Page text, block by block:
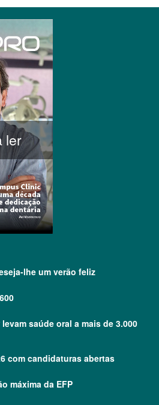
ler
lhe um verão feliz
saúde oral a mais de 3.000
com candidaturas abertas
máxima da EFP